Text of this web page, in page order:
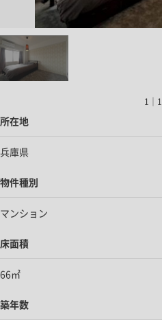
1｜1
所在地
兵庫県
物件種別
マンション
床面積
66㎡
築年数